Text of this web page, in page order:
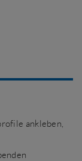
ankleben,